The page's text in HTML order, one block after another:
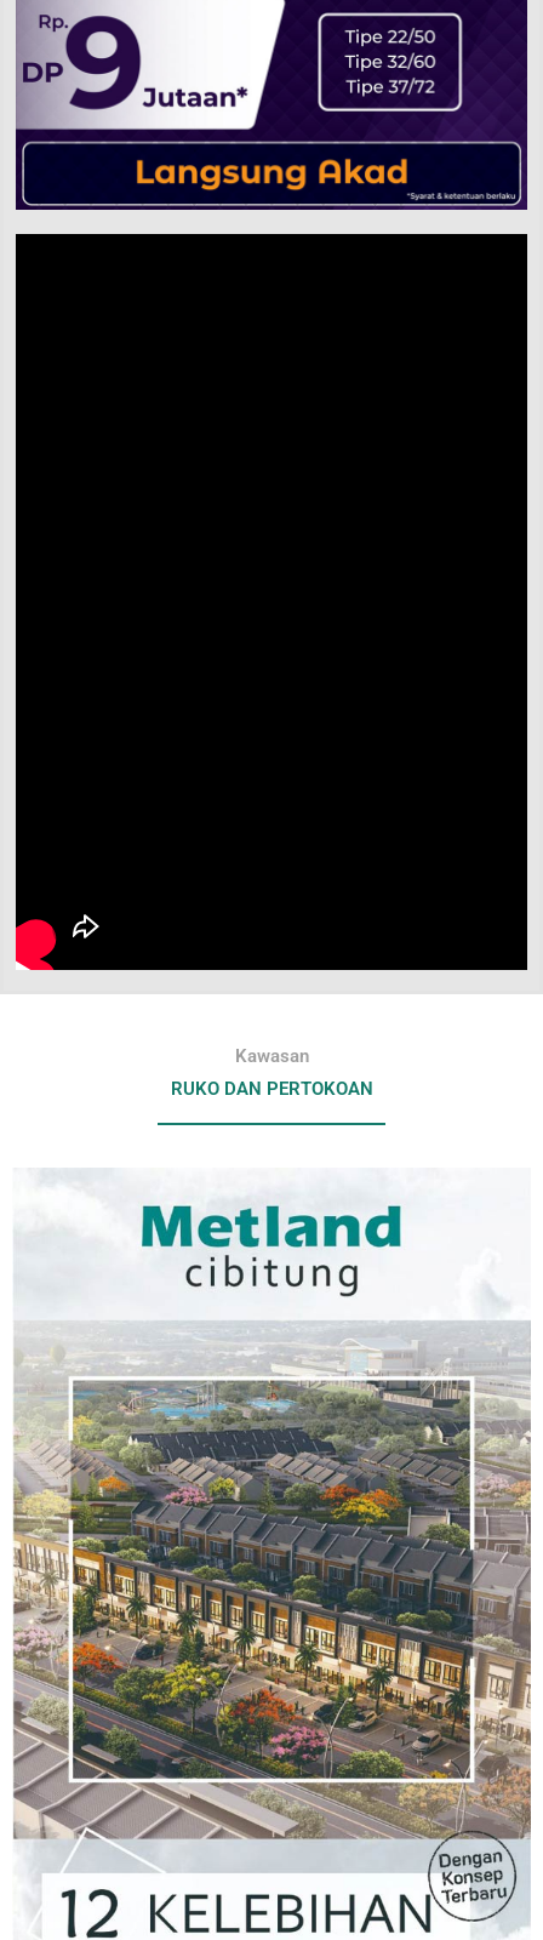
Kawasan
RUKO DAN PERTOKOAN